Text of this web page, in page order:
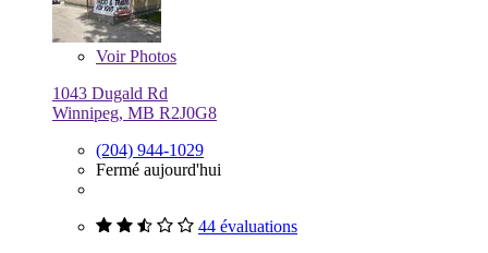
VoirPhotos
1043 Dugald Rd
Winnipeg, MB R2J0G8
(204) 944-1029
Fermé aujourd'hui
44 évaluations